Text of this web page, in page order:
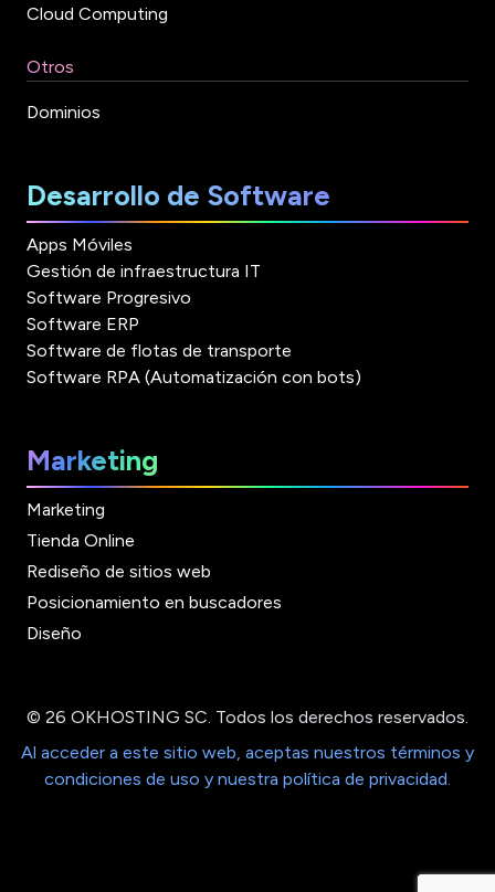
Cloud Computing
Otros
Dominios
Desarrollo de Software
Apps Móviles
Gestión de infraestructura IT
Software Progresivo
Software ERP
Software de flotas de transporte
Software RPA (Automatización con bots)
Marketing
Marketing
Tienda Online
Rediseño de sitios web
Posicionamiento en buscadores
Diseño
© 26 OKHOSTING SC. Todos los derechos reservados.
Al acceder a este sitio web, aceptas nuestros términos y
condiciones de uso y nuestra política de privacidad.